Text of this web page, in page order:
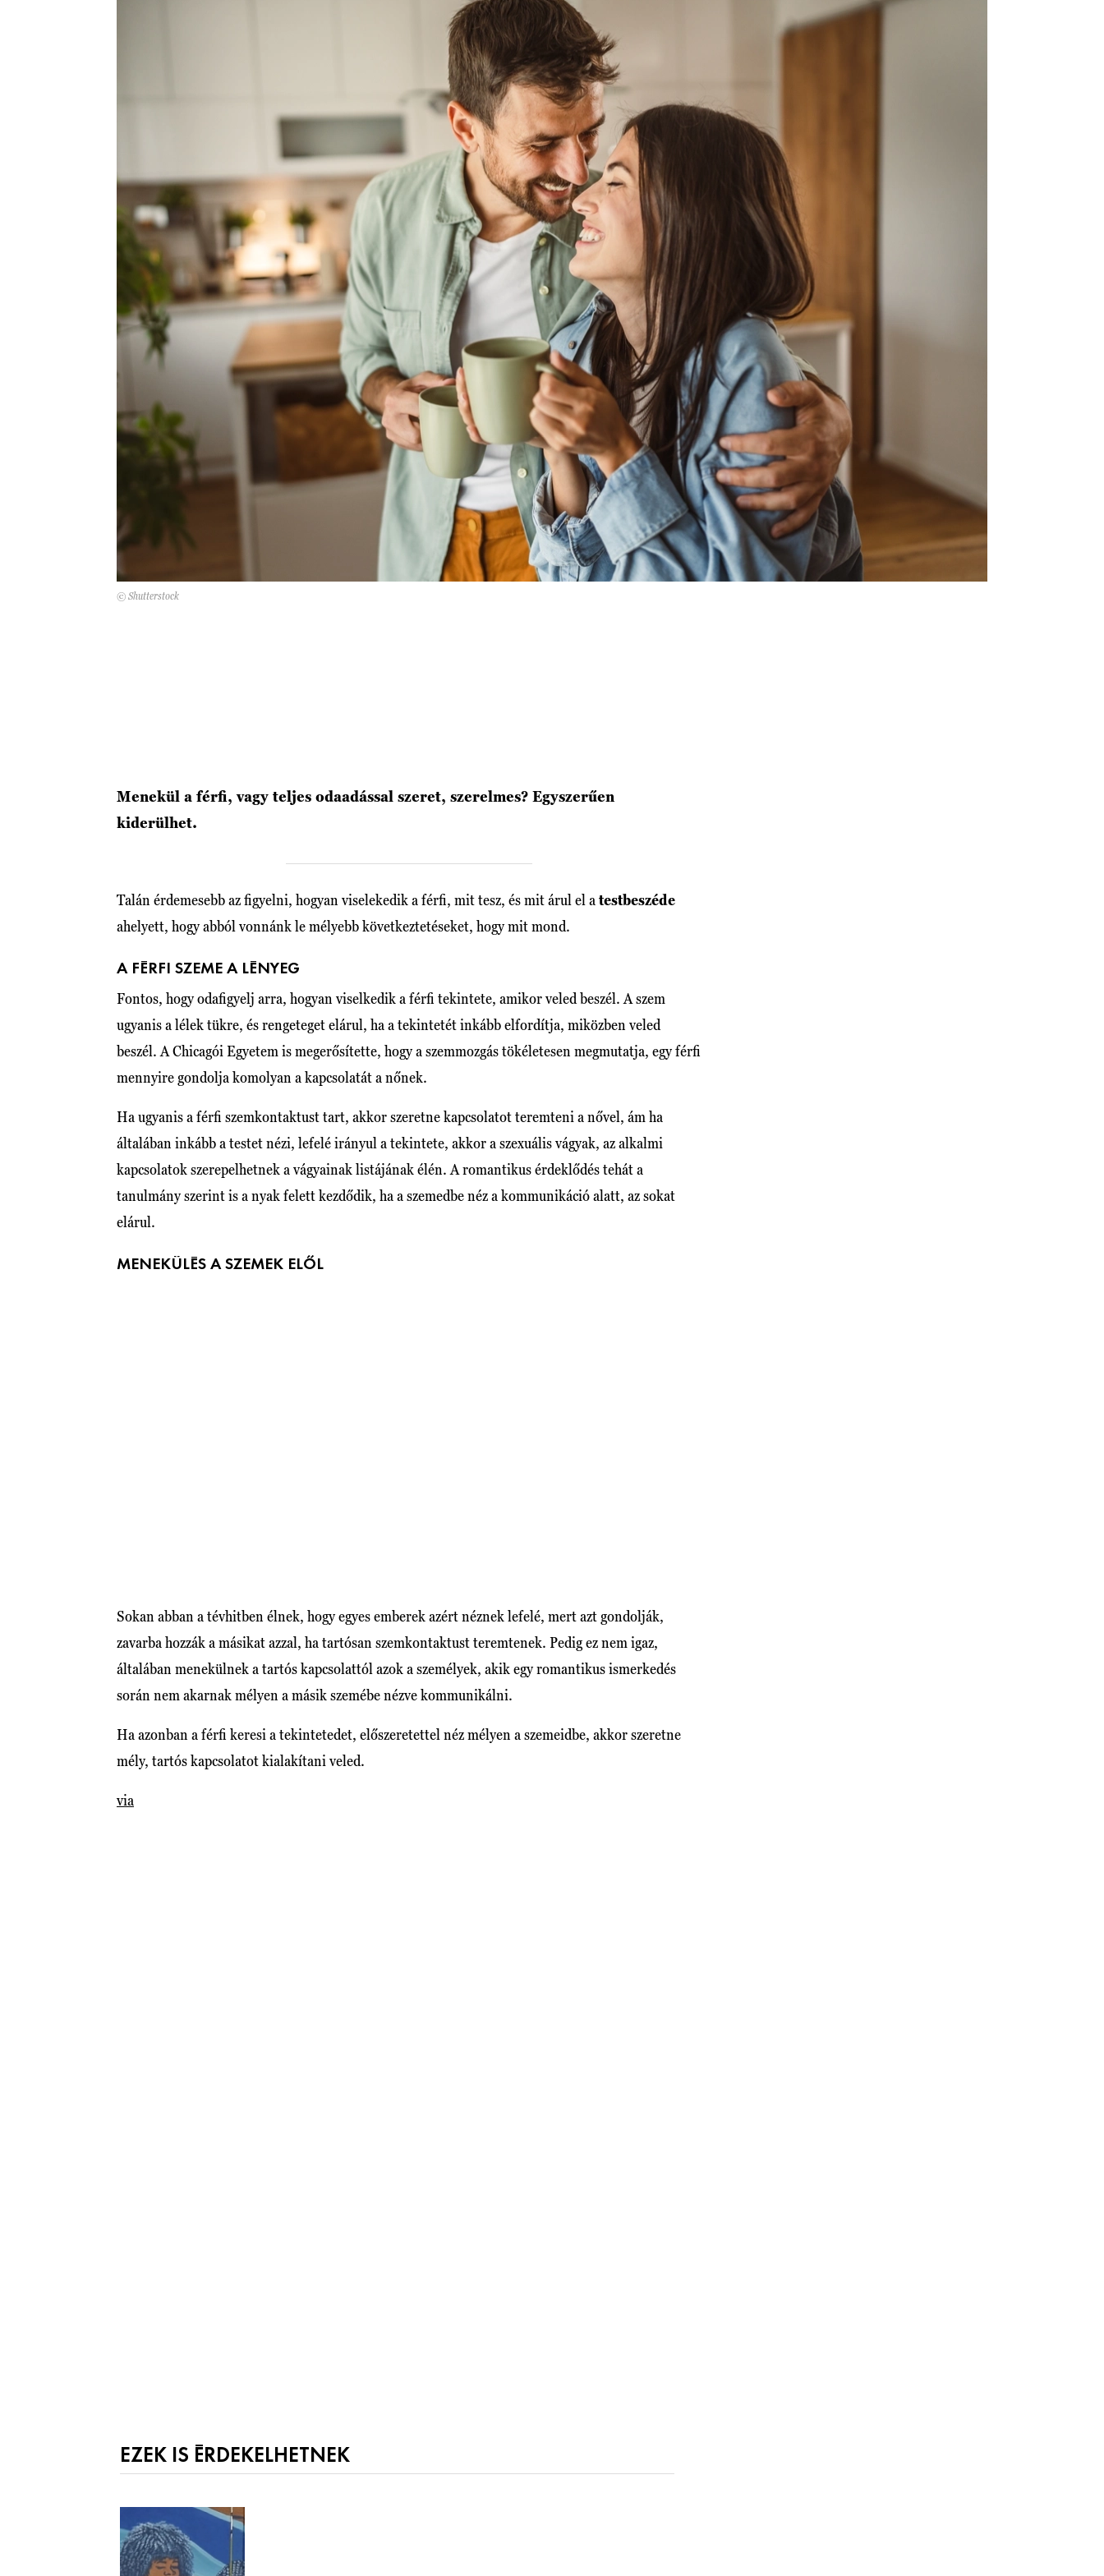
© Shutterstock
Menekül a férfi, vagy teljes odaadással szeret, szerelmes? Egyszerűen
kiderülhet.
Talán érdemesebb az figyelni, hogyan viselekedik a férfi, mit tesz, és mit árul el a testbeszéde
ahelyett, hogy abból vonnánk le mélyebb következtetéseket, hogy mit mond.
A FÉRFI SZEME A LÉNYEG
Fontos, hogy odafigyelj arra, hogyan viselkedik a férfi tekintete, amikor veled beszél. A szem
ugyanis a lélek tükre, és rengeteget elárul, ha a tekintetét inkább elfordítja, miközben veled
beszél. A Chicagói Egyetem is megerősítette, hogy a szemmozgás tökéletesen megmutatja, egy férfi
mennyire gondolja komolyan a kapcsolatát a nőnek.
Ha ugyanis a férfi szemkontaktust tart, akkor szeretne kapcsolatot teremteni a nővel, ám ha
általában inkább a testet nézi, lefelé irányul a tekintete, akkor a szexuális vágyak, az alkalmi
kapcsolatok szerepelhetnek a vágyainak listájának élén. A romantikus érdeklődés tehát a
tanulmány szerint is a nyak felett kezdődik, ha a szemedbe néz a kommunikáció alatt, az sokat
elárul.
MENEKÜLÉS A SZEMEK ELŐL
Sokan abban a tévhitben élnek, hogy egyes emberek azért néznek lefelé, mert azt gondolják,
zavarba hozzák a másikat azzal, ha tartósan szemkontaktust teremtenek. Pedig ez nem igaz,
általában menekülnek a tartós kapcsolattól azok a személyek, akik egy romantikus ismerkedés
során nem akarnak mélyen a másik szemébe nézve kommunikálni.
Ha azonban a férfi keresi a tekintetedet, előszeretettel néz mélyen a szemeidbe, akkor szeretne
mély, tartós kapcsolatot kialakítani veled.
via
EZEK IS ÉRDEKELHETNEK